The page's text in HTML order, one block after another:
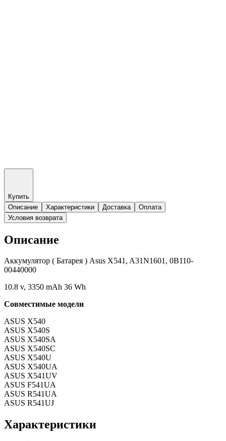
Купить
Описание
Характеристики Доставка
Оплата
Условия возврата
Описание
Аккумулятор ( Батарея ) Asus X541, A31N1601, 0B110-
00440000
10.8 v, 3350 mAh 36 Wh
Совместимые модели
ASUS X540
ASUS X540S
ASUS X540SA
ASUS X540SC
ASUS X540U
ASUS X540UA
ASUS X541UV
ASUS F541UA
ASUS R541UA
ASUS R541UJ
Характеристики